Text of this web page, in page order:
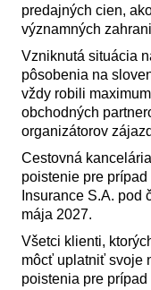
predajných cien,
významných
Vzniknutá situácia
pôsobenia na
vždy robili
obchodných
organizátorov
Cestovná
poistenie pre
Insurance S.A. pod
mája 2027.
Všetci klienti,
môcť uplatniť svoje
poistenia pre